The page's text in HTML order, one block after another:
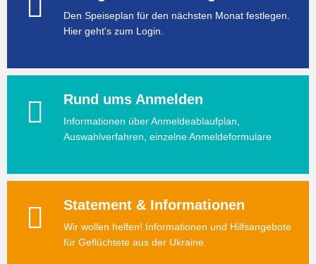
Den Speiseplan für den nächsten Monat festlegen.
Hier geht's zum Login.
Rund ums Anmelden
Informationen über Anmeldeablaufplan,
Auswahlverfahren, einzelne Anmeldeformulare
Statement & Informationen
Wir wollen helfen! Informationen und Hilfsangebote
für Geflüchtete aus der Ukraine.